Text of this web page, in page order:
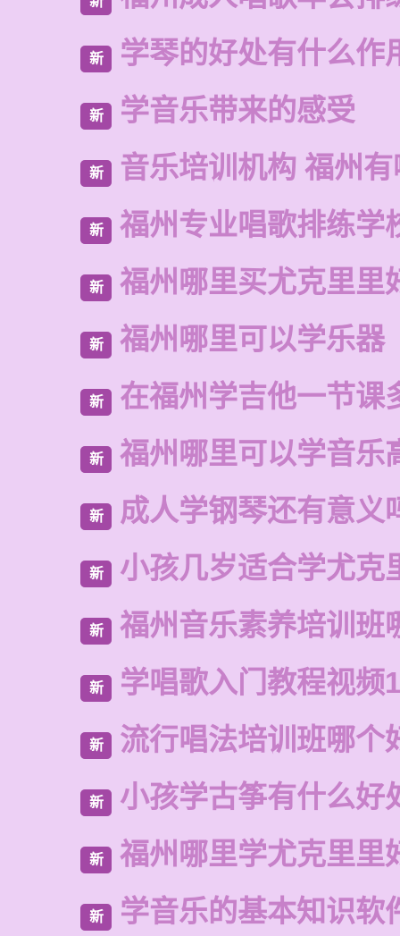
新 学琴的好处有什么作
新 学音乐带来的感受
新 音乐培训机构 福州
新 福州专业唱歌排练学
新 福州哪里买尤克里里
新 福州哪里可以学乐器
新 在福州学吉他一节课
新 福州哪里可以学音乐
新 成人学钢琴还有意义
新 小孩几岁适合学尤克
新 福州音乐素养培训班
新 学唱歌入门教程视频
新 流行唱法培训班哪个
新 小孩学古筝有什么好
新 福州哪里学尤克里里
新 学音乐的基本知识软